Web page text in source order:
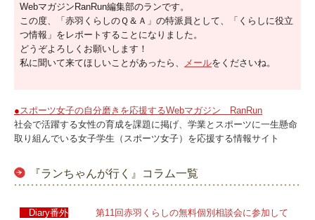
WebマガジンRanRun編集部のランです。
この度、「赤羽くらしのＱ＆Ａ」の特派員として、「くらしに役立
つ情報」をレポートすることになりました。
どうぞよろしくお願いします！
私に聞いて来てほしいことがあったら、
メールをくださいね。
● スポーツ女子の自分磨きを応援するWebマガジン RanRun
社会で活躍する女性の育成を課題に掲げ、学業とスポーツに一生懸命
取り組んでいる女子学生（スポーツ女子）を応援する情報サイト
『ランちゃんが行く』コラム一覧
Diary番外
第11回赤羽くらしの無料個別相談会に参加して